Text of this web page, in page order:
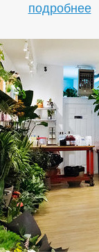
подробнее